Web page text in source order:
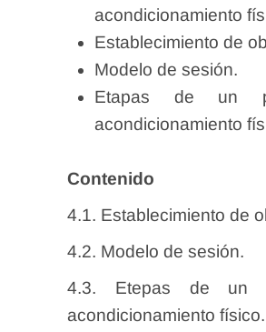
acondicionamiento
Establecimiento de
Modelo de sesión.
Etapas de un
acondicionamiento
Contenido
4.1. Establecimiento de
4.2. Modelo de sesión.
4.3. Etepas de un
acondicionamiento físico.